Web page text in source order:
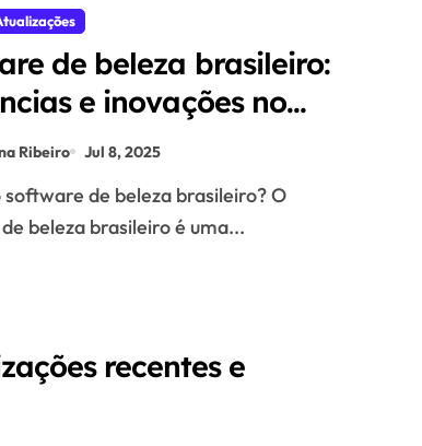
de beleza brasileiro:
e inovações no
de estética
Ribeiro Jul 8, 2025
beleza brasileiro é uma...
recentes e